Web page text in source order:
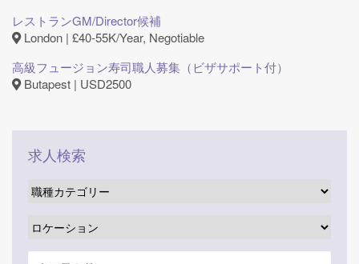
レストランGM/Director候補
London | £40-55K/Year, Negotiable
高級フュージョン寿司職人募集（ビザサポート付）
Butapest | USD2500
求人検索